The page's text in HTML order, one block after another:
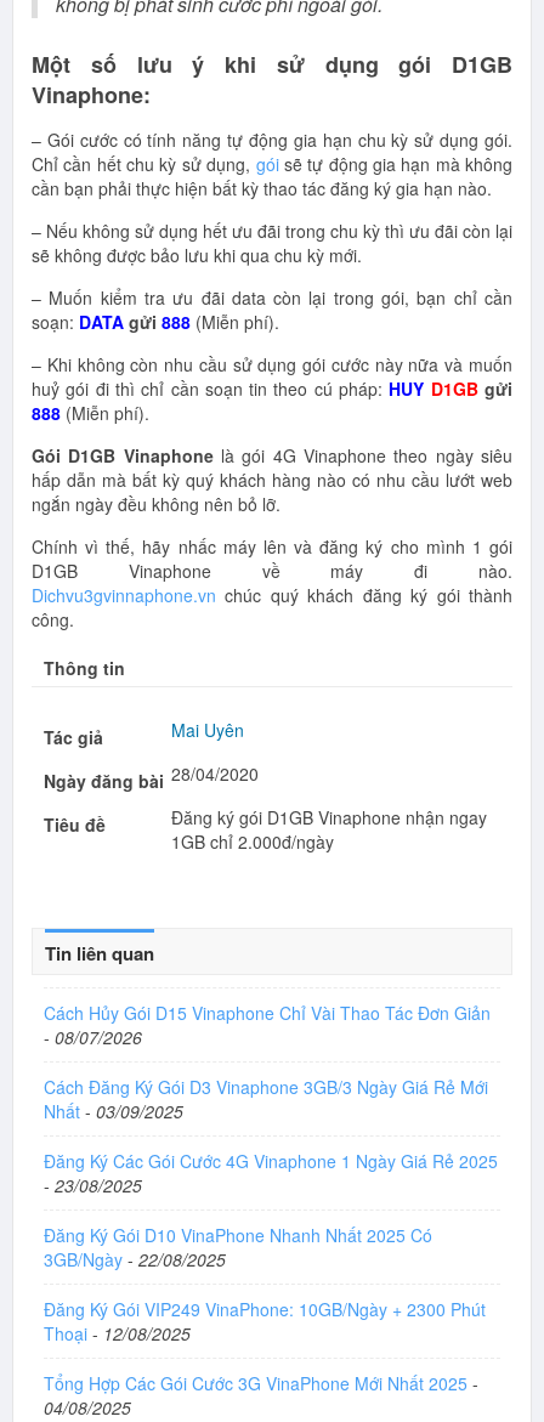
Một số lưu ý khi sử dụng gói D1GB
Vinaphone:
– Gói cước có tính năng tự động gia hạn chu kỳ sử dụng gói.
Chỉ cần hết chu kỳ sử dụng, góisẽ tự động gia hạn mà không
cần bạn phải thực hiện bất kỳ thao tác đăng ký gia hạn nào.
– Nếu không sử dụng hết ưu đãi trong chu kỳ thì ưu đãi còn lại
sẽ không được bảo lưu khi qua chu kỳ mới.
– Muốn kiểm tra ưu đãi data còn lại trong gói, bạn chỉ cần
soạn: DATA gửi 888 (Miễn phí).
– Khi không còn nhu cầu sử dụng gói cước này nữa và muốn
huỷ gói đi thì chỉ cần soạn tin theo cú pháp: HUY D1GBgửi
888 (Miễn phí).
Gói D1GB Vinaphonelà gói 4G Vinaphone theo ngày siêu
hấp dẫn mà bất kỳ quý khách hàng nào có nhu cầu lướt web
ngắn ngày đều không nên bỏ lỡ.
Chính vì thế, hãy nhấc máy lên và đăng ký cho mình 1 gói
D1GB Vinaphone về máy đi nào.
Dichvu3gvinnaphone.vn chúc quý khách đăng ký gói thành
công.
Thông tin
Tác giả Mai Uyên
Ngày đăng bài 28/04/2020
Tiêu đề
Đăng ký gói D1GB Vinaphone nhận ngay
1GB chỉ 2.000đ/ngày
Tin liên quan
Cách Hủy Gói D15 Vinaphone Chỉ Vài Thao Tác Đơn Giản
- 08/07/2026
Cách Đăng Ký Gói D3 Vinaphone 3GB/3 Ngày Giá Rẻ Mới
Nhất - 03/09/2025
Đăng Ký Các Gói Cước 4G Vinaphone 1 Ngày Giá Rẻ 2025
- 23/08/2025
Đăng Ký Gói D10 VinaPhone Nhanh Nhất 2025 Có
3GB/Ngày - 22/08/2025
Đăng Ký Gói VIP249 VinaPhone: 10GB/Ngày + 2300 Phút
Thoại - 12/08/2025
Tổng Hợp Các Gói Cước 3G VinaPhone Mới Nhất 2025 -
04/08/2025